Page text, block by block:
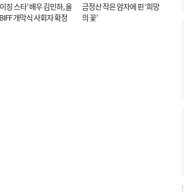
징 스타’ 배우 김민하, 올
개막식 사회자 확정
금정산 작은 암자에 핀 ‘희망
의 꽃’